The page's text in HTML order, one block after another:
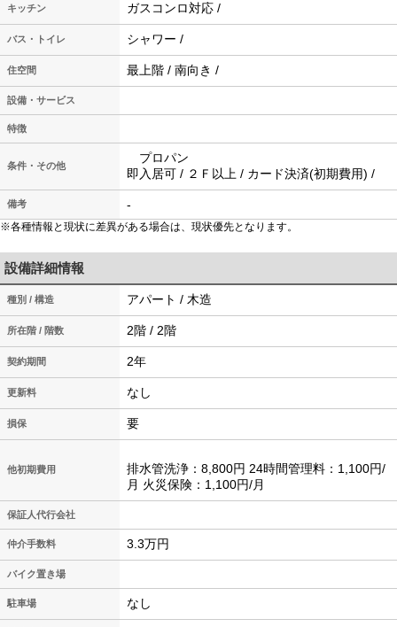
キッチン ガスコンロ対応 /
バス・トイレ シャワー /
住空間 最上階 / 南向き /
設備・サービス
特徴
条件・その他
プロパン
即入居可 / ２Ｆ以上 / カード決済(初期費用) /
備考 -
※各種情報と現状に差異がある場合は、現状優先となります。
設備詳細情報
種別 / 構造 アパート / 木造
所在階 / 階数 2階 / 2階
契約期間 2年
更新料 なし
損保 要
他初期費用
排水管洗浄：8,800円 24時間管理料：1,100円/
月 火災保険：1,100円/月
保証人代行会社
仲介手数料 3.3万円
バイク置き場
駐車場 なし